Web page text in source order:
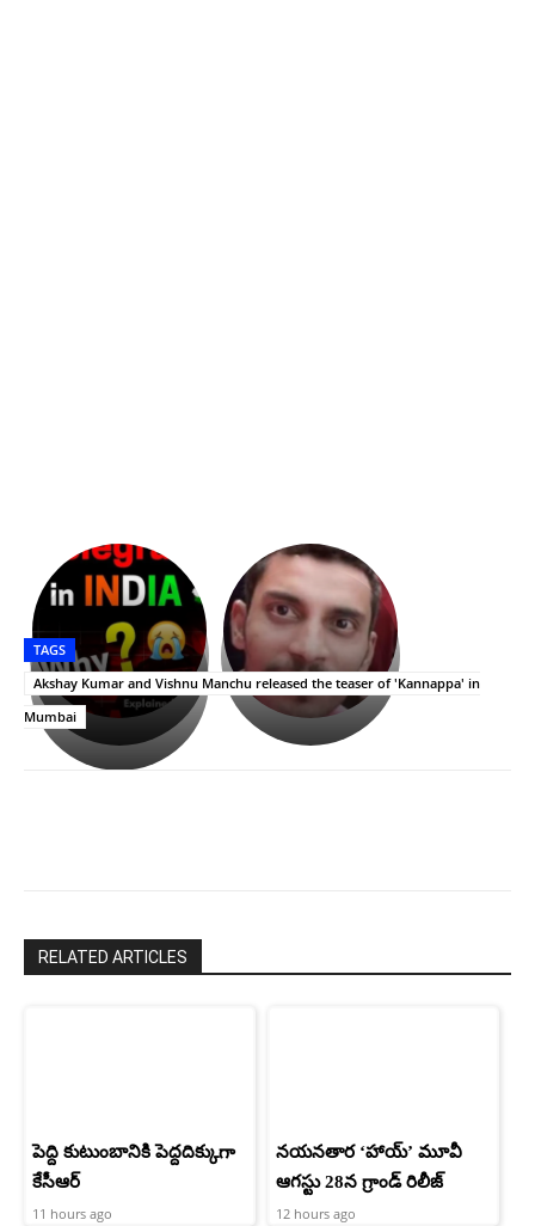
భగవంతుని
ప్రసాదం
తీర్థం..తులసీదళం
లేకుండా
అసంపూర్ణం
కేజీఎఫ్
సినిమాతో
పాన్
ఇండియా
స్టార్
హీరోయిన్‏గా
శ్రీనిధి
Upasana:
భర్తపై
రివెంజ్
తీర్చుకున్న
ఉపాసన..
పాపం
రామ్
TAGS
Akshay Kumar and Vishnu Manchu released the teaser of 'Kannappa' in
Mumbai
RELATED ARTICLES
పెద్ది కుటుంబానికి పెద్దదిక్కుగా
కేసీఆర్
11 hours ago
నయనతార ‘హాయ్’ మూవీ
ఆగస్టు 28న గ్రాండ్ రిలీజ్
12 hours ago